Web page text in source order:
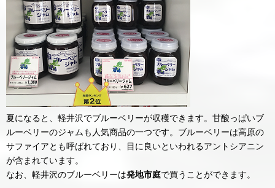
夏になると、軽井沢でブルーベリーが収穫できます。甘酸っぱいブ
ルーベリーのジャムも人気商品の一つです。ブルーベリーは高原の
サファイアとも呼ばれており、目に良いといわれるアントシアニン
が含まれています。
なお、軽井沢のブルーベリーは発地市庭で買うことができます。